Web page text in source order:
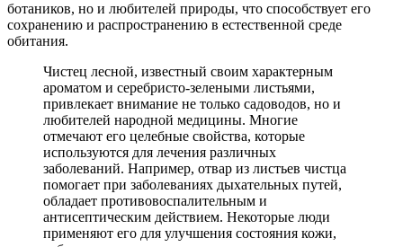
ботаников, но и любителей природы, что способствует его
сохранению и распространению в естественной среде
обитания.
Чистец лесной, известный своим характерным
ароматом и серебристо-зелеными листьями,
привлекает внимание не только садоводов, но и
любителей народной медицины. Многие
отмечают его целебные свойства, которые
используются для лечения различных
заболеваний. Например, отвар из листьев чистца
помогает при заболеваниях дыхательных путей,
обладает противовоспалительным и
антисептическим действием. Некоторые люди
применяют его для улучшения состояния кожи,